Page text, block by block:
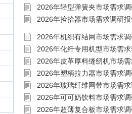
2026年轻型弹簧夹市场需求
2026年捡拾器市场需求调研
2026年机织有结网市场需求
2026年化纤专用机型市场需
2026年皮革厚料缝纫机市场
2026年塑柄拉力器市场需求
2026年玻璃纤维网带市场需
2026年可可奶饮料市场需求
2026年超薄复合板市场需求